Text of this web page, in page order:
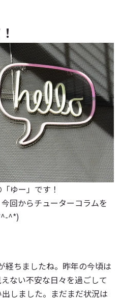
ゆー」です！
回からチューターコラムを
^*)
経ちましたね。昨年の今頃は
ない不安な日々を過ごして
しました。まだまだ状況は